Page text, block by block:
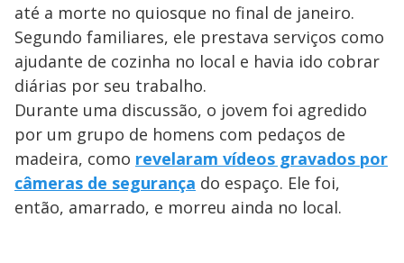
até a morte no quiosque no final de janeiro.
Segundo familiares, ele prestava serviços como
ajudante de cozinha no local e havia ido cobrar
diárias por seu trabalho.
Durante uma discussão, o jovem foi agredido
por um grupo de homens com pedaços de
madeira, como revelaram vídeos gravados por
câmeras de segurança do espaço. Ele foi,
então, amarrado, e morreu ainda no local.